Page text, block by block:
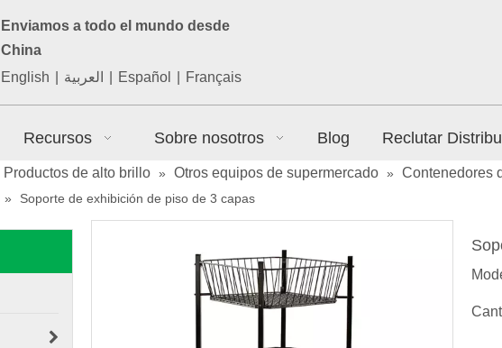
Enviamos a todo el mundo desde
China
English
العربية Español Français
Recursos Sobre nosotros Blog Reclutar
Productos de alto brillo » Otros equipos de supermercado » Contenedores
» Soporte de exhibición de piso de 3 capas